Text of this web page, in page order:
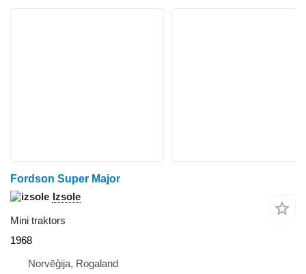
Fordson Super Major
Izsole
Mini traktors
1968
Norvēģija, Rogaland